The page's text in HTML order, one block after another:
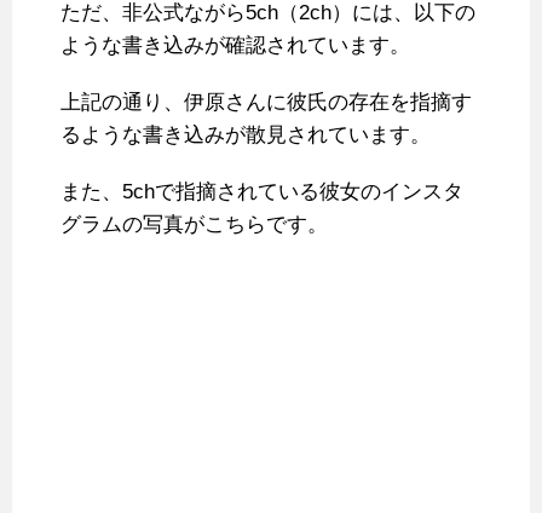
ただ、非公式ながら5ch（2ch）には、以下の
ような書き込みが確認されています。
上記の通り、伊原さんに彼氏の存在を指摘す
るような書き込みが散見されています。
また、5chで指摘されている彼女のインスタ
グラムの写真がこちらです。